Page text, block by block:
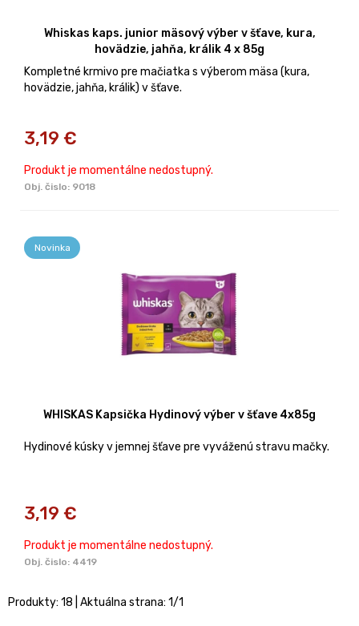
Whiskas kaps. junior mäsový výber v šťave, kura,
hovädzie, jahňa, králik 4 x 85g
Kompletné krmivo pre mačiatka s výberom mäsa (kura,
hovädzie, jahňa, králik) v šťave.
3,19 €
Produkt je momentálne nedostupný.
Obj. čislo: 9018
Novinka
WHISKAS Kapsička Hydinový výber v šťave 4x85g
Hydinové kúsky v jemnej šťave pre vyváženú stravu mačky.
3,19 €
Produkt je momentálne nedostupný.
Obj. čislo: 4419
Produkty: 18 | Aktuálna strana: 1/1